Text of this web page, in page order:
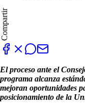
Compartir
El proceso ante el
programa alcanza
mejoran oportunidades
posicionamiento de la